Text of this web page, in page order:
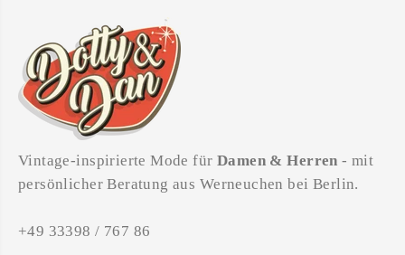
Vintage-inspirierte Mode für Damen & Herren - mit
persönlicher Beratung aus Werneuchen bei Berlin.
+49 33398 / 767 86